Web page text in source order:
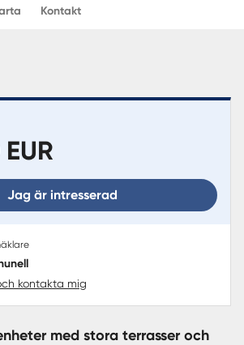
Kontakt
Jag är intresserad
kontakta mig
med stora terrasser och